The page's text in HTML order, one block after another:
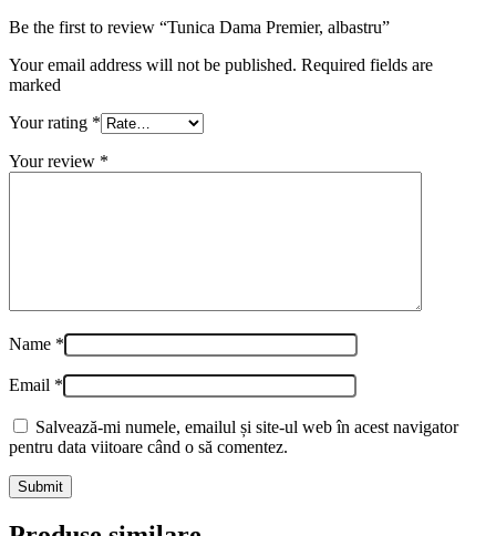
Be the first to review “Tunica Dama Premier, albastru”
Your email address will not be published. Required fields are
marked
Your rating *
Your review *
Name *
Email *
Salvează-mi numele, emailul și site-ul web în acest navigator
pentru data viitoare când o să comentez.